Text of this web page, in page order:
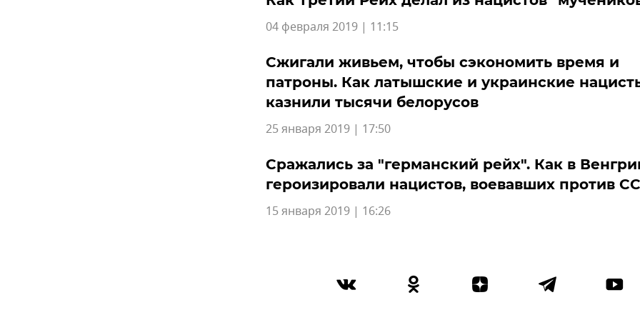
04 февраля 2019 | 11:15
Сжигали живьем, чтобы сэкономить время и
патроны. Как латышские и украинские
казнили тысячи белорусов
25 января 2019 | 17:50
Сражались за "германский рейх". Как в
героизировали нацистов, воевавших против
15 января 2019 | 16:26